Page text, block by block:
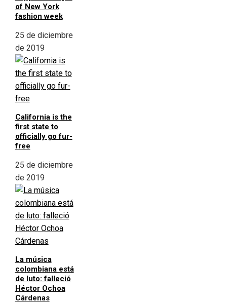
of New York
fashion week
25 de diciembre
de 2019
California is the
first state to
officially go fur-
free
25 de diciembre
de 2019
La música
colombiana está
de luto: falleció
Héctor Ochoa
Cárdenas